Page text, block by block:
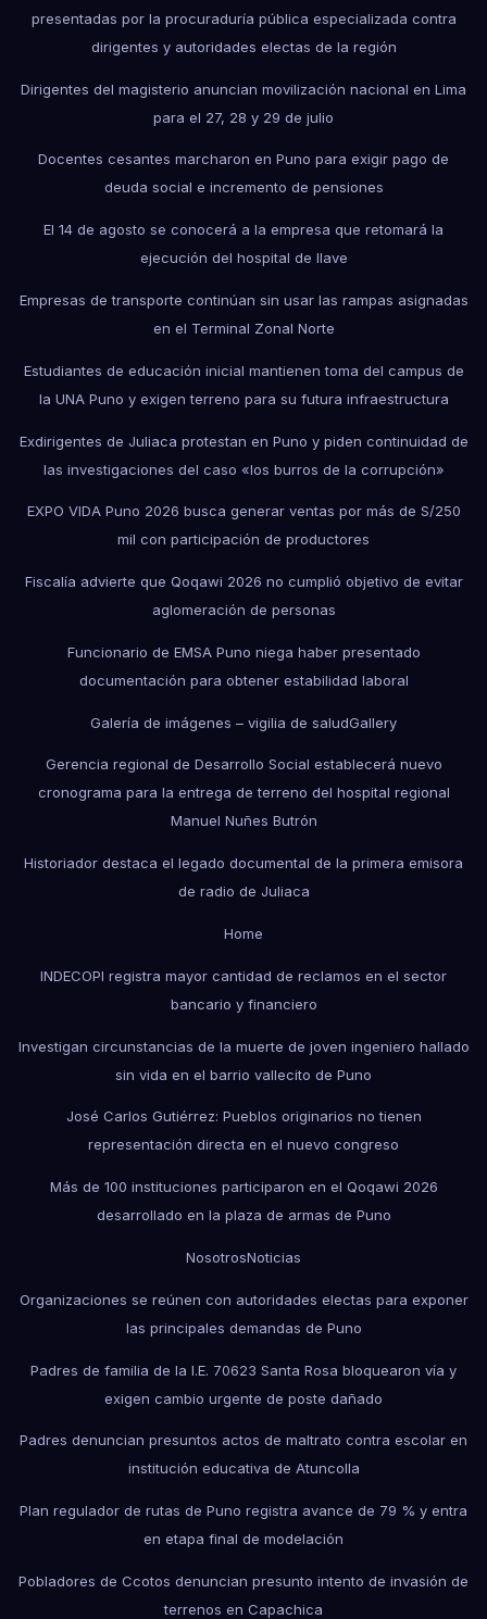
presentadas por la procuraduría pública especializada contra
dirigentes y autoridades electas de la región
Dirigentes del magisterio anuncian movilización nacional en Lima
para el 27, 28 y 29 de julio
Docentes cesantes marcharon en Puno para exigir pago de
deuda social e incremento de pensiones
El 14 de agosto se conocerá a la empresa que retomará la
ejecución del hospital de Ilave
Empresas de transporte continúan sin usar las rampas asignadas
en el Terminal Zonal Norte
Estudiantes de educación inicial mantienen toma del campus de
la UNA Puno y exigen terreno para su futura infraestructura
Exdirigentes de Juliaca protestan en Puno y piden continuidad de
las investigaciones del caso «los burros de la corrupción»
EXPO VIDA Puno 2026 busca generar ventas por más de S/250
mil con participación de productores
Fiscalía advierte que Qoqawi 2026 no cumplió objetivo de evitar
aglomeración de personas
Funcionario de EMSA Puno niega haber presentado
documentación para obtener estabilidad laboral
Galería de imágenes – vigilia de saludGallery
Gerencia regional de Desarrollo Social establecerá nuevo
cronograma para la entrega de terreno del hospital regional
Manuel Nuñes Butrón
Historiador destaca el legado documental de la primera emisora
de radio de Juliaca
Home
INDECOPI registra mayor cantidad de reclamos en el sector
bancario y financiero
Investigan circunstancias de la muerte de joven ingeniero hallado
sin vida en el barrio vallecito de Puno
José Carlos Gutiérrez: Pueblos originarios no tienen
representación directa en el nuevo congreso
Más de 100 instituciones participaron en el Qoqawi 2026
desarrollado en la plaza de armas de Puno
NosotrosNoticias
Organizaciones se reúnen con autoridades electas para exponer
las principales demandas de Puno
Padres de familia de la I.E. 70623 Santa Rosa bloquearon vía y
exigen cambio urgente de poste dañado
Padres denuncian presuntos actos de maltrato contra escolar en
institución educativa de Atuncolla
Plan regulador de rutas de Puno registra avance de 79 % y entra
en etapa final de modelación
Pobladores de Ccotos denuncian presunto intento de invasión de
terrenos en Capachica